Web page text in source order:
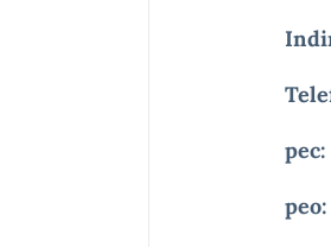
pec:
peo: